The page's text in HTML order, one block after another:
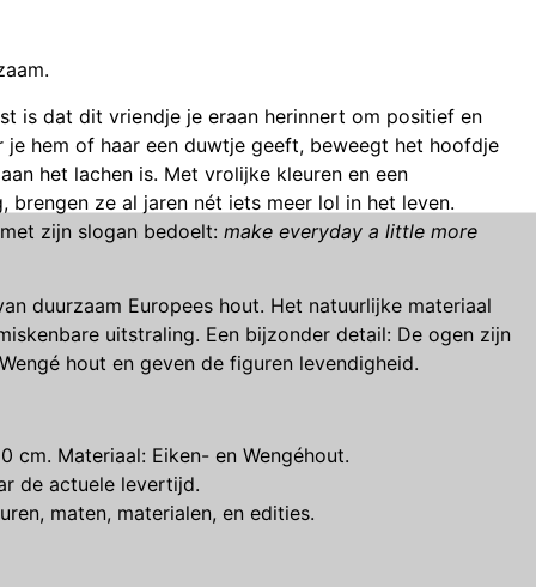
is dat dit vriendje je eraan herinnert om positief en
je hem of haar een duwtje geeft, beweegt het hoofdje
het lachen is. Met vrolijke kleuren en een
brengen ze al jaren nét iets meer lol in het leven.
zijn slogan bedoelt: make everyday a little more
duurzaam Europees hout. Het natuurlijke materiaal
uitstraling. Een bijzonder detail: De ogen zijn
hout en geven de figuren levendigheid.
cm. Materiaal: Eiken- en Wengéhout.
de actuele levertijd.
maten, materialen, en edities.